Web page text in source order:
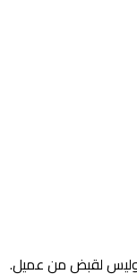
وليس لقبض من عميل.